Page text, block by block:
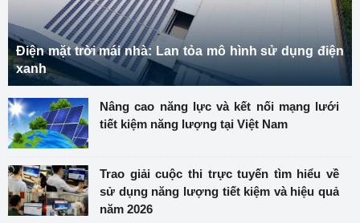
Điện mặt trời mái nhà: Lan tỏa mô hình sử dụng điện
xanh
Nâng cao năng lực và kết nối mạng lưới
tiết kiệm năng lượng tại Việt Nam
Trao giải cuộc thi trực tuyến tìm hiểu về
sử dụng năng lượng tiết kiệm và hiệu quả
năm 2026